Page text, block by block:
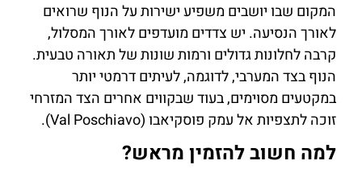
המקום שבו יושבים משפיע ישירות על הנוף שרואים
לאורך הנסיעה. יש צדדים מועדפים לאורך המסלול,
קרבה לחלונות גדולים ורמות שונות של תאורה טבעית.
הנוף בצד המערבי, לדוגמה, לעיתים דרמטי יותר
במקטעים מסוימים, בעוד שבקווים אחרים הצד המזרחי
זוכה לתצפיות אל עמק פוסקיאבו (Val Poschiavo).
למה חשוב להזמין מראש?